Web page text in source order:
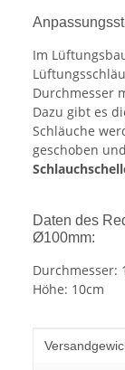
Im
Durchmesser
Dazu gibt es
Schläuche
geschoben
Daten des
Ø100mm:
Durchmesser:
Höhe: 10cm
Wert